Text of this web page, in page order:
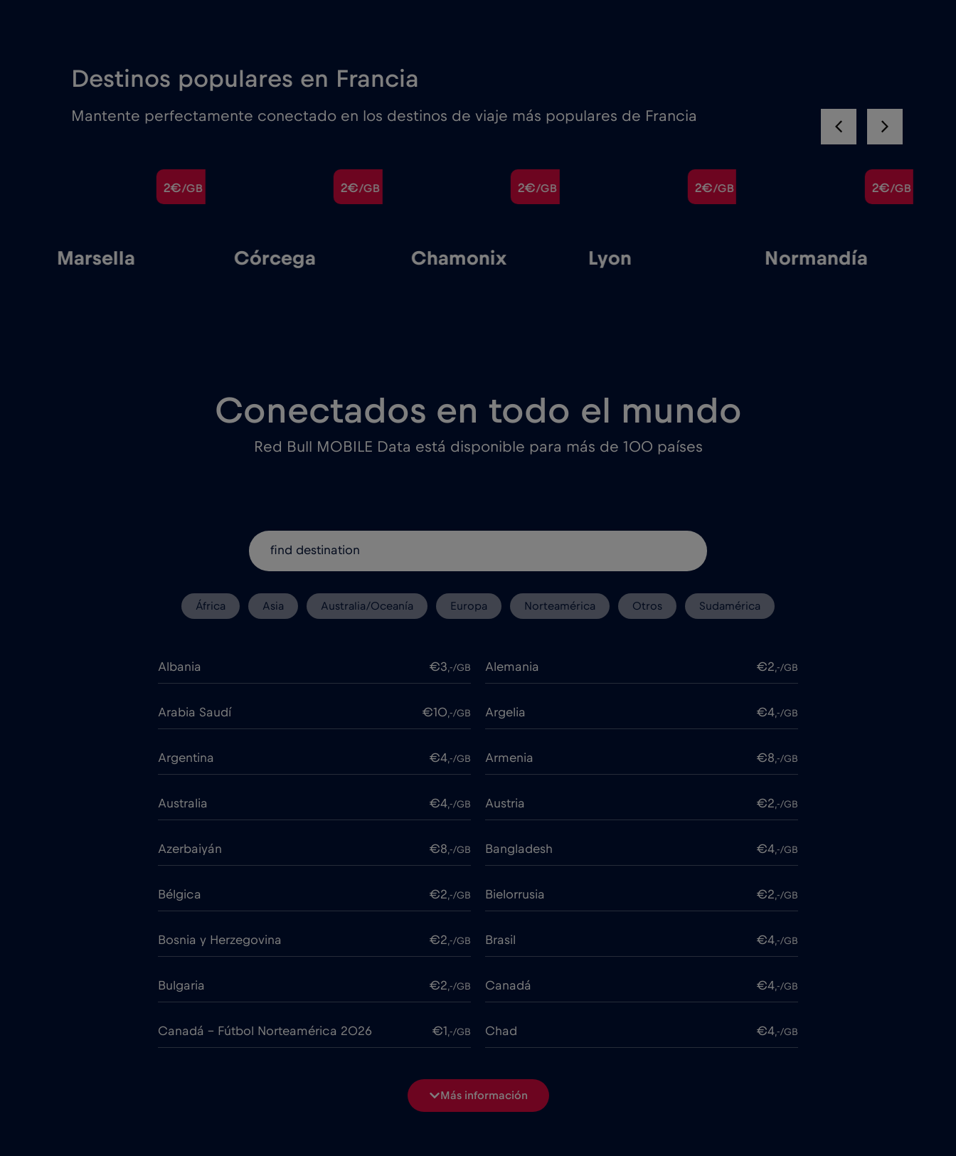
Destinos populares en Francia
Mantente perfectamente conectado en los destinos de viaje más populares de Francia
2€/GB
Marsella
2€/GB
Córcega
2€/GB
Chamonix
2€/GB
Lyon
2€/GB
Normandía
Conectados en todo el mundo
Red Bull MOBILE Data está disponible para más de 100 países
África Asia Australia/Oceanía Europa Norteamérica Otros Sudamérica
Albania €3,-/GB Alemania €2,-/GB
Arabia Saudí €10,-/GB Argelia €4,-/GB
Argentina €4,-/GB Armenia €8,-/GB
Australia €4,-/GB Austria €2,-/GB
Azerbaiyán €8,-/GB Bangladesh €4,-/GB
Bélgica €2,-/GB Bielorrusia €2,-/GB
Bosnia y Herzegovina €2,-/GB Brasil €4,-/GB
Bulgaria €2,-/GB Canadá €4,-/GB
Canadá - Fútbol Norteamérica 2026 €1 ,-/GB Chad €4,-/GB
€7,-/GB China
Más información